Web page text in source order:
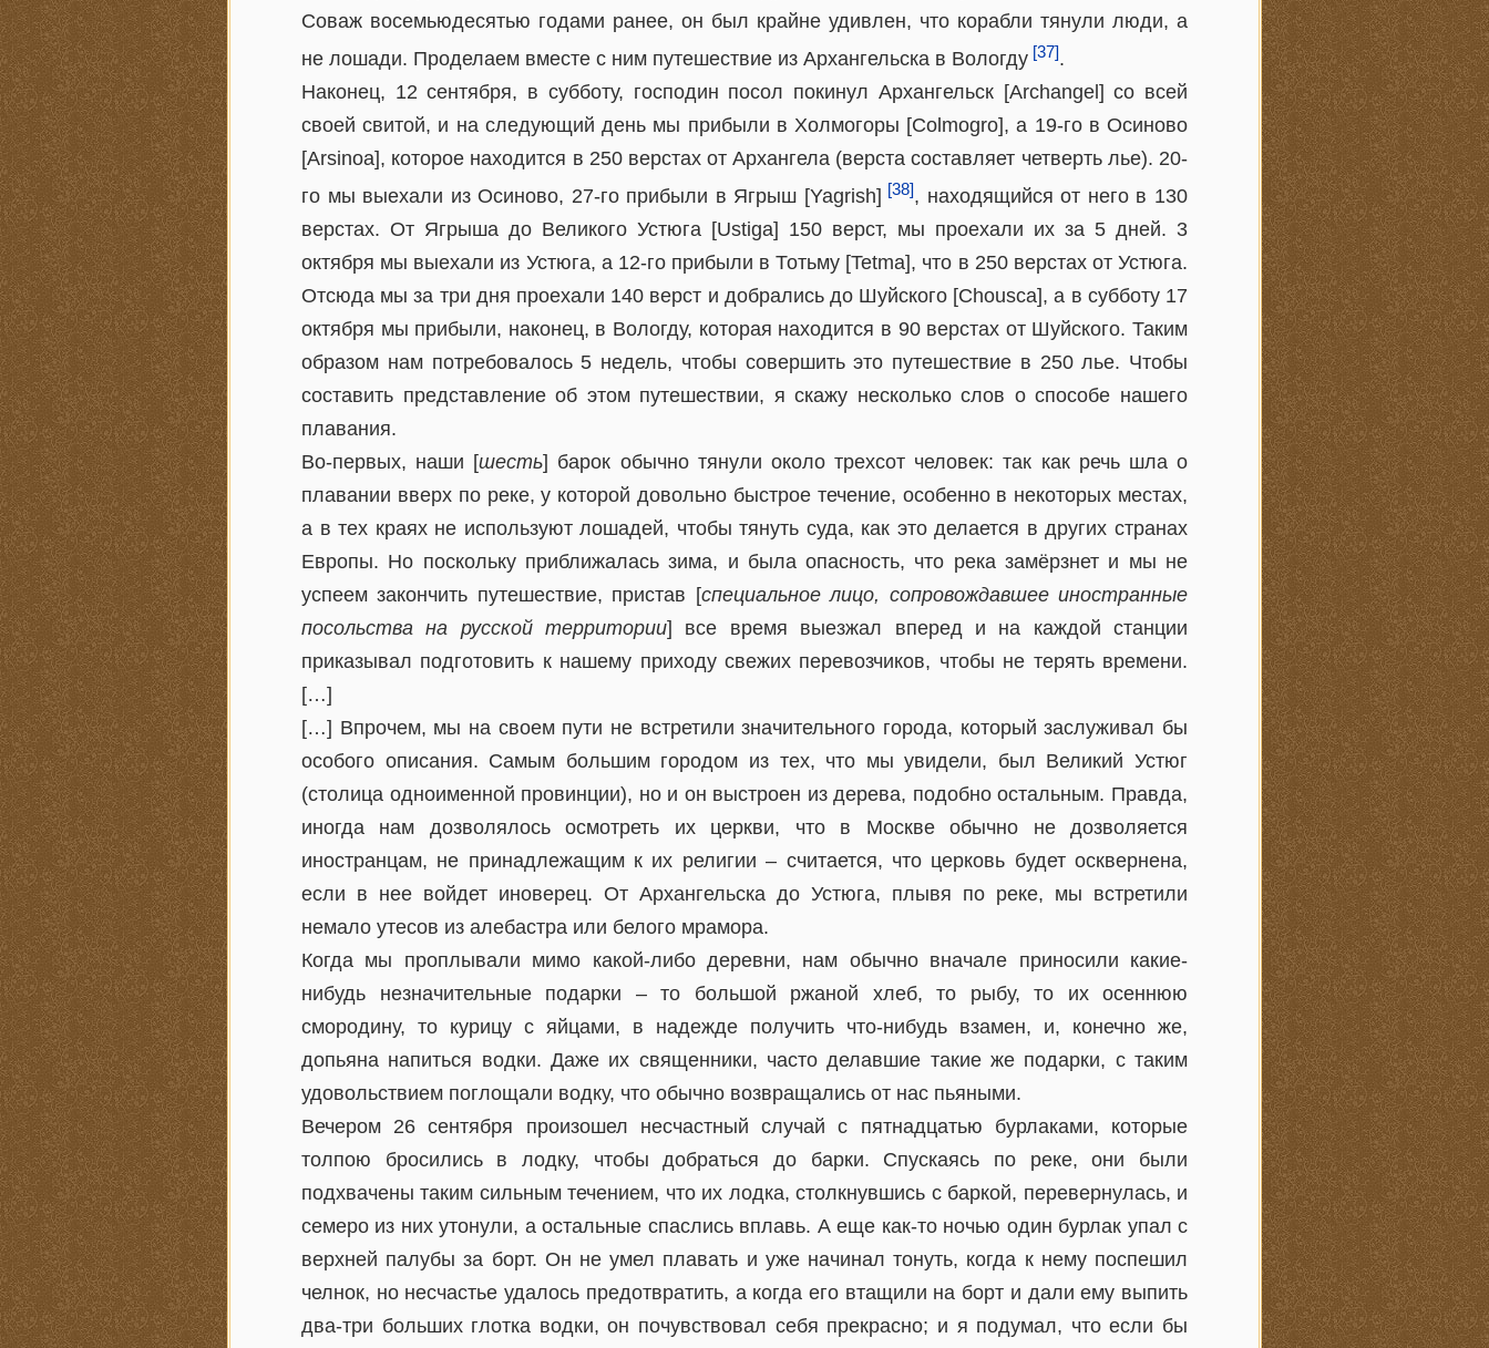
Соваж восемьюдесятью годами ранее, он был крайне удивлен, что корабли тянули люди, а
не лошади. Проделаем вместе с ним путешествие из Архангельска в Вологду [37].
Наконец, 12 сентября, в субботу, господин посол покинул Архангельск [Archangel] со всей
своей свитой, и на следующий день мы прибыли в Холмогоры [Colmogro], а 19-го в Осиново
[Arsinoa], которое находится в 250 верстах от Архангела (верста составляет четверть лье). 20-
го мы выехали из Осиново, 27-го прибыли в Ягрыш [Yagrish] [38], находящийся от него в 130
верстах. От Ягрыша до Великого Устюга [Ustiga] 150 верст, мы проехали их за 5 дней. 3
октября мы выехали из Устюга, а 12-го прибыли в Тотьму [Tetma], что в 250 верстах от Устюга.
Отсюда мы за три дня проехали 140 верст и добрались до Шуйского [Chousca], а в субботу 17
октября мы прибыли, наконец, в Вологду, которая находится в 90 верстах от Шуйского. Таким
образом нам потребовалось 5 недель, чтобы совершить это путешествие в 250 лье. Чтобы
составить представление об этом путешествии, я скажу несколько слов о способе нашего
плавания.
Во-первых, наши [шесть] барок обычно тянули около трехсот человек: так как речь шла о
плавании вверх по реке, у которой довольно быстрое течение, особенно в некоторых местах,
а в тех краях не используют лошадей, чтобы тянуть суда, как это делается в других странах
Европы. Но поскольку приближалась зима, и была опасность, что река замёрзнет и мы не
успеем закончить путешествие, пристав [специальное лицо, сопровождавшее иностранные
посольства на русской территории] все время выезжал вперед и на каждой станции
приказывал подготовить к нашему приходу свежих перевозчиков, чтобы не терять времени.
[…]
[…] Впрочем, мы на своем пути не встретили значительного города, который заслуживал бы
особого описания. Самым большим городом из тех, что мы увидели, был Великий Устюг
(столица одноименной провинции), но и он выстроен из дерева, подобно остальным. Правда,
иногда нам дозволялось осмотреть их церкви, что в Москве обычно не дозволяется
иностранцам, не принадлежащим к их религии – считается, что церковь будет осквернена,
если в нее войдет иноверец. От Архангельска до Устюга, плывя по реке, мы встретили
немало утесов из алебастра или белого мрамора.
Когда мы проплывали мимо какой-либо деревни, нам обычно вначале приносили какие-
нибудь незначительные подарки – то большой ржаной хлеб, то рыбу, то их осеннюю
смородину, то курицу с яйцами, в надежде получить что-нибудь взамен, и, конечно же,
допьяна напиться водки. Даже их священники, часто делавшие такие же подарки, с таким
удовольствием поглощали водку, что обычно возвращались от нас пьяными.
Вечером 26 сентября произошел несчастный случай с пятнадцатью бурлаками, которые
толпою бросились в лодку, чтобы добраться до барки. Спускаясь по реке, они были
подхвачены таким сильным течением, что их лодка, столкнувшись с баркой, перевернулась, и
семеро из них утонули, а остальные спаслись вплавь. А еще как-то ночью один бурлак упал с
верхней палубы за борт. Он не умел плавать и уже начинал тонуть, когда к нему поспешил
челнок, но несчастье удалось предотвратить, а когда его втащили на борт и дали ему выпить
два-три больших глотка водки, он почувствовал себя прекрасно; и я подумал, что если бы